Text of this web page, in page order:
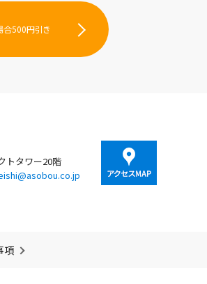
合500円引き
トタワー20階
項